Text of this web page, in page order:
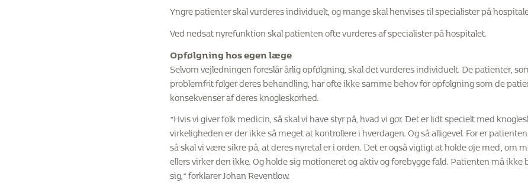
Yngre patienter skal vurderes individuelt, og mange skal henvises til specialister på
Ved nedsat nyrefunktion skal patienten ofte vurderes af specialister på hospitalet.
Opfølgning hos egen læge
Selvom vejledningen foreslår årlig opfølgning, skal det vurderes individuelt. De patienter,
problemfrit følger deres behandling, har ofte ikke samme behov for opfølgning som de
konsekvenser af deres knogleskørhed.
”Hvis vi giver folk medicin, så skal vi have styr på, hvad vi gør. Det er lidt specielt med
virkeligheden er der ikke så meget at kontrollere i hverdagen. Og så alligevel. For er
så skal vi være sikre på, at deres nyretal er i orden. Det er også vigtigt at holde øje med, om
ellers virker den ikke. Og holde sig motioneret og aktiv og forebygge fald. Patienten må
sig,” forklarer Johan Reventlow.